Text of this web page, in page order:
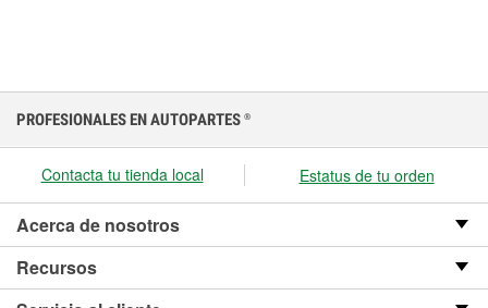
PROFESIONALES EN AUTOPARTES ®
Contacta tu tienda local Estatus de tu orden
Acerca de nosotros
Recursos